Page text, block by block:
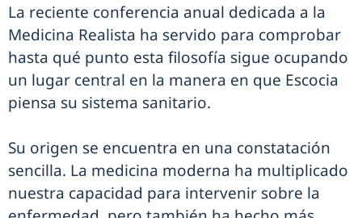
La reciente conferencia anual dedicada a la
Medicina Realista ha servido para comprobar
hasta qué punto esta filosofía sigue ocupando
un lugar central en la manera en que Escocia
piensa su sistema sanitario.
Su origen se encuentra en una constatación
sencilla. La medicina moderna ha multiplicado
nuestra capacidad para intervenir sobre la